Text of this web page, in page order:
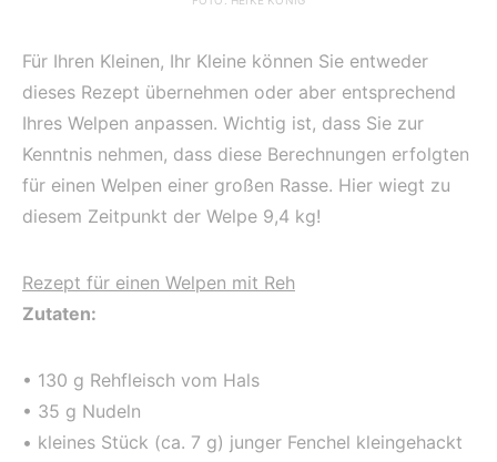
Für Ihren Kleinen, Ihr Kleine können Sie entweder
dieses Rezept übernehmen oder aber entsprechend
Ihres Welpen anpassen. Wichtig ist, dass Sie zur
Kenntnis nehmen, dass diese Berechnungen erfolgten
für einen Welpen einer großen Rasse. Hier wiegt zu
diesem Zeitpunkt der Welpe 9,4 kg!
Rezept für einen Welpen mit Reh
Zutaten:
• 130 g Rehfleisch vom Hals
• 35 g Nudeln
• kleines Stück (ca. 7 g) junger Fenchel kleingehackt